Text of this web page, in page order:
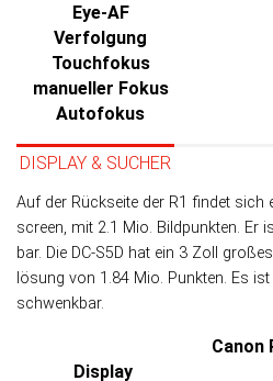
Eye-AF
Verfolgung
Touchfokus
manueller Fokus
Autofokus
DISPLAY & SUCHER
Auf der Rückseite der R1 findet
screen, mit 2.1 Mio. Bild­punk­ten. Er
bar. Die DC-S5D hat ein 3 Zoll
lö­sung von 1.84 Mio. Punk­ten. Es
schwenkbar.
Canon
Display